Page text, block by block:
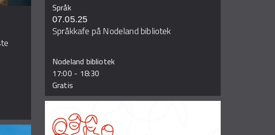
Språk
07.05.25
Språkkafe på Nodeland bibliotek
Nodeland bibliotek
17:00 - 18:30
Gratis